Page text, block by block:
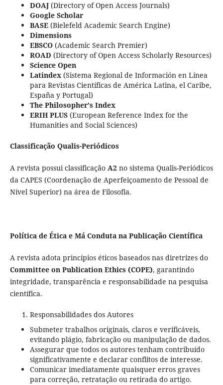
DOAJ (Directory of Open Access Journals)
Google Scholar
BASE(Bielefeld Academic Search Engine)
Dimensions
EBSCO(Academic Search Premier)
ROAD (Directory of Open Access Scholarly Resources)
Science Open
Latindex(Sistema Regional de Información en Línea
para Revistas Científicas de América Latina, el Caribe,
España y Portugal)
The Philosopher's Index
ERIH PLUS(European Reference Index for the
Humanities and Social Sciences)
Classificação Qualis-Periódicos
A revista possui classificação A2no sistema Qualis-Periódicos
da CAPES (Coordenação de Aperfeiçoamento de Pessoal de
Nível Superior) na área de Filosofia.
Política de Ética e Má Conduta na Publicação Científica
A revista adota princípios éticos baseados nas diretrizes do
Committee on Publication Ethics (COPE), garantindo
integridade, transparência e responsabilidade na pesquisa
científica.
Responsabilidades dos Autores
Submeter trabalhos originais, claros e verificáveis,
evitando plágio, fabricação ou manipulação de dados.
Assegurar que todos os autores tenham contribuído
significativamente e declarar conflitos de interesse.
Comunicar imediatamente quaisquer erros graves
para correção, retratação ou retirada do artigo.